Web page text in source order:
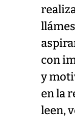
con
y
en la
leen,